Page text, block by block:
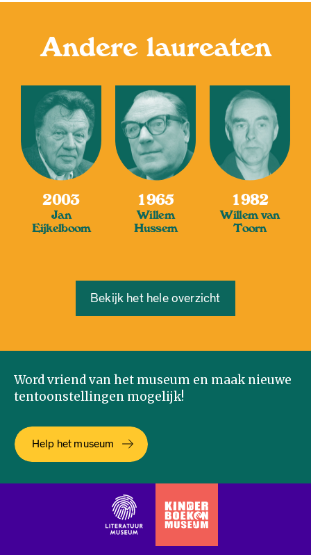
Andere laureaten
2003
Jan
Eijkelboom
1965
Willem
Hussem
1982
Willem van
Toorn
Bekijk het hele overzicht
Word vriend van het museum en maak nieuwe
tentoonstellingen mogelijk!
Help het museum